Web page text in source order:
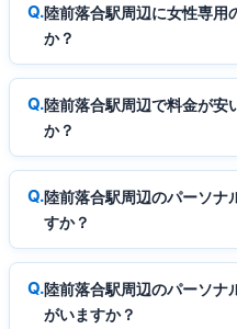
陸前落合駅周辺に女性専用
か？
陸前落合駅周辺で料金が安
か？
陸前落合駅周辺のパーソナ
すか？
陸前落合駅周辺のパーソナ
がいますか？